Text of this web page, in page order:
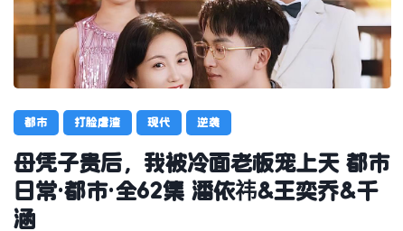
都市 打脸虐渣 现代 逆袭
母凭子贵后，我被冷面老板宠上天 都市
日常·都市·全62集 潘依祎&王奕乔&千
涵